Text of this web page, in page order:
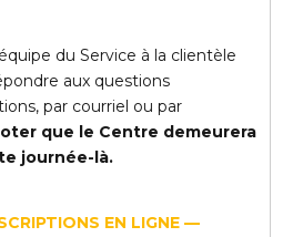
du Service à la clientèle
aux questions
par courriel ou par
que le Centre demeurera
journée-là.
EN LIGNE —